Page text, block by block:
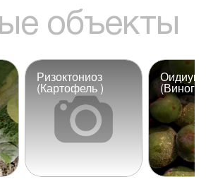
объекты
Ризоктониоз
(Картофель )
Оидиум